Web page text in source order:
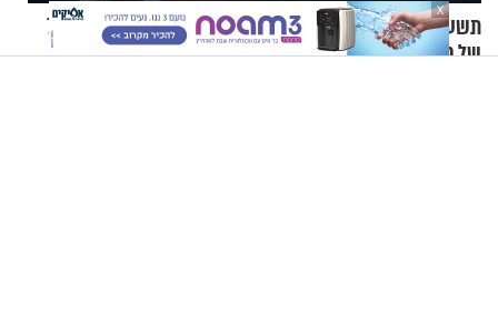
תשעה באב | מסע לירושלים
של פעם: קולות מלחמה מהר
קוד פתוח | דניאל ברגר: "ה-7
באוקטובר גרם לי לחפש
X